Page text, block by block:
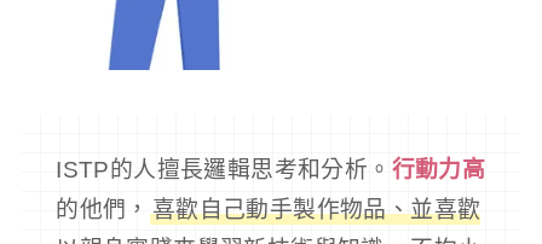
ISTP的人擅長邏輯思考和分析。 行動力高
的他們， 喜歡自己動手製作物品、並喜歡